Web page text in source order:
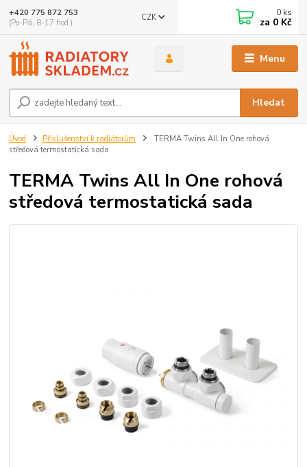
Menu
CZK
Hledat
+420 775 872 753
(Po-Pá, 8-17 hod.)
0 ks
za 0 Kč
Úvod Příslušenství k radiátorům
TERMA Twins All In One rohová
středová termostatická sada
TERMA Twins All In One rohová
středová termostatická sada